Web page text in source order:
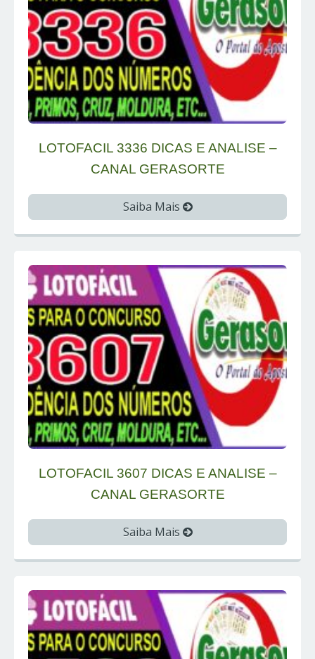
LOTOFACIL 3336 DICAS E ANALISE –
CANAL GERASORTE
Saiba Mais
LOTOFACIL 3607 DICAS E ANALISE –
CANAL GERASORTE
Saiba Mais